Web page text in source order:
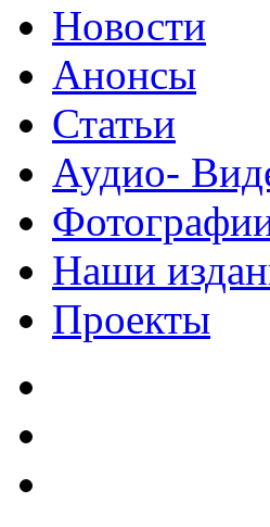
Новости
Анонсы
Статьи
Аудио-
Наши
Проекты